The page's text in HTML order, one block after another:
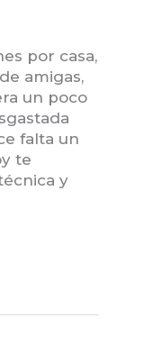
por casa,
amigas,
un poco
falta un
te
y